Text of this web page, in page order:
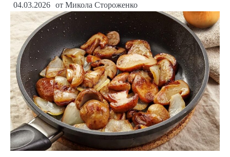
04.03.2026 от Микола Стороженко